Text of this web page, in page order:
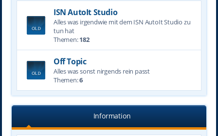
ISN AutoIt Studio
Alles was irgendwie mit dem ISN AutoIt Studio zu
tun hat
Themen:182
Off Topic
Alles was sonst nirgends rein passt
Themen:6
Information